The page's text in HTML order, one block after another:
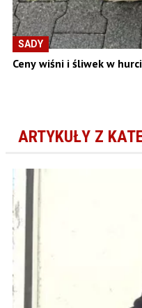
SADY
Ceny wiśni i śliwek w
ARTYKUŁY Z